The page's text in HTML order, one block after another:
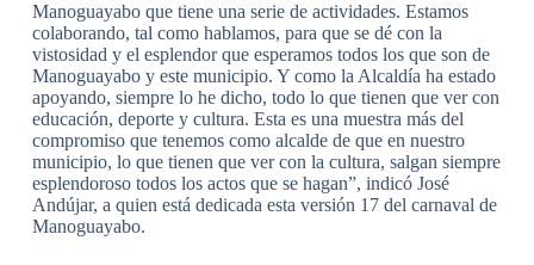
Manoguayabo que tiene una serie de actividades. Estamos
colaborando, tal como hablamos, para que se dé con la
vistosidad y el esplendor que esperamos todos los que son de
Manoguayabo y este municipio. Y como la Alcaldía ha estado
apoyando, siempre lo he dicho, todo lo que tienen que ver con
educación, deporte y cultura. Esta es una muestra más del
compromiso que tenemos como alcalde de que en nuestro
municipio, lo que tienen que ver con la cultura, salgan siempre
esplendoroso todos los actos que se hagan”, indicó José
Andújar, a quien está dedicada esta versión 17 del carnaval de
Manoguayabo.